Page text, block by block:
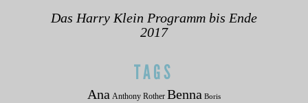
Das Harry Klein Programm bis Ende
2017
TAGS
Ana Anthony Rother Benna Boris